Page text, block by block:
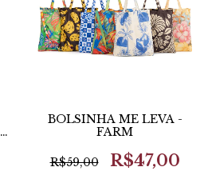
BOLSINHA ME LEVA -
FARM
R$59,00 R$47,00